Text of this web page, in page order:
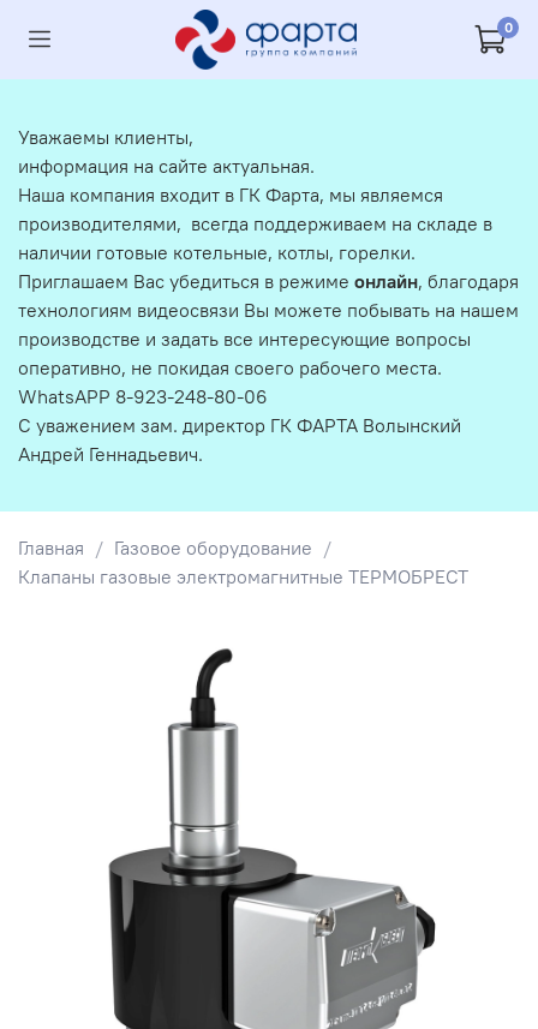
0
Главная
Газовое оборудование
Клапаны газовые электромагнитные ТЕРМОБРЕСТ
Уважаемы клиенты,
информация на сайте актуальная.
Наша компания входит в ГК Фарта, мы являемся
производителями, всегда поддерживаем на складе в
наличии готовые котельные, котлы, горелки.
Приглашаем Вас убедиться в режиме онлайн, благодаря
технологиям видеосвязи Вы можете побывать на нашем
производстве и задать все интересующие вопросы
оперативно, не покидая своего рабочего места.
WhatsAPP 8-923-248-80-06
С уважением зам. директор ГК ФАРТА Волынский
Андрей Геннадьевич.